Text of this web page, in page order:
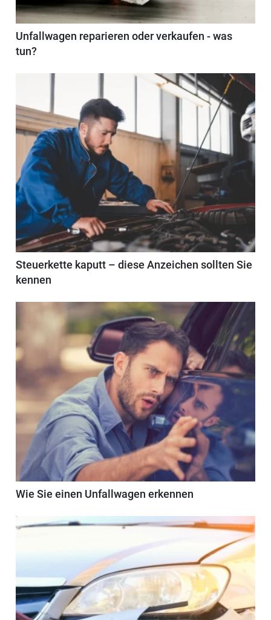
Unfallwagen reparieren oder verkaufen - was
tun?
Steuerkette kaputt – diese Anzeichen sollten Sie
kennen
Wie Sie einen Unfallwagen erkennen